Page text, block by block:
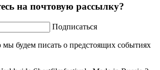
на почтовую рассылку?
Подписаться
мы будем писать о предстоящих событиях